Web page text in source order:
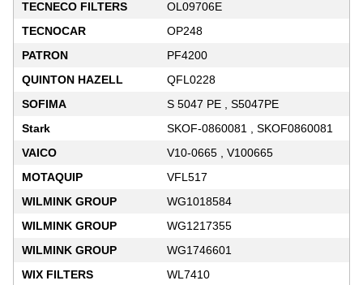
TECNECO FILTERS
OL09706E
TECNOCAR
OP248
PATRON
PF4200
QUINTON HAZELL
QFL0228
SOFIMA
S 5047 PE , S5047PE
Stark
SKOF-0860081 , SKOF0860081
VAICO
V10-0665 , V100665
MOTAQUIP
VFL517
WILMINK GROUP
WG1018584
WILMINK GROUP
WG1217355
WILMINK GROUP
WG1746601
WIX FILTERS
WL7410